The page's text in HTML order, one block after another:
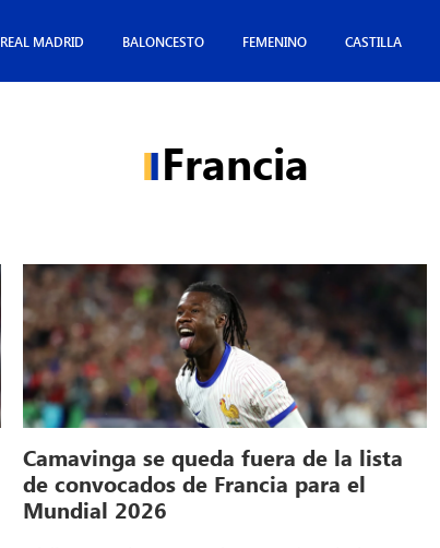
REAL MADRID BALONCESTO FEMENINO CASTILLA
Francia
Camavinga se queda fuera de la lista
de convocados de Francia para el
Mundial 2026